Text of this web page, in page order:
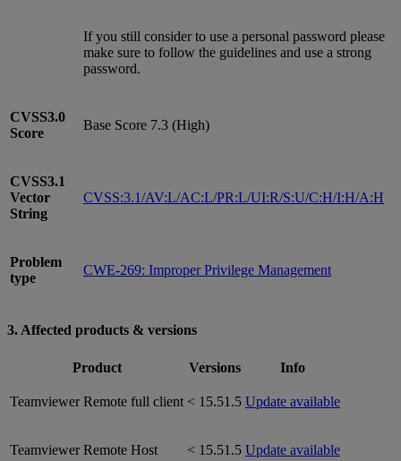
If you still consider to use a personal password please
make sure to follow the guidelines and use a strong
password.
CVSS3.0
Score
Base Score 7.3 (High)
CVSS3.1
Vector
String
CVSS:3.1/AV:L/AC:L/PR:L/UI:R/S:U/C:H/I:H/A:H
Problem
type
CWE-269: Improper Privilege Management
3. Affected products & versions
Product Versions Info
Teamviewer Remote full client < 15.51.5 Update available
Teamviewer Remote Host < 15.51.5 Update available